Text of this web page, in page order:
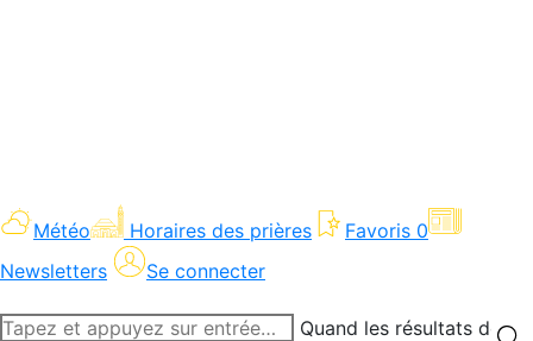
Météo Horaires des prières Favoris 0
Newsletters
Se connecter
Recherche
Quand les résultats de